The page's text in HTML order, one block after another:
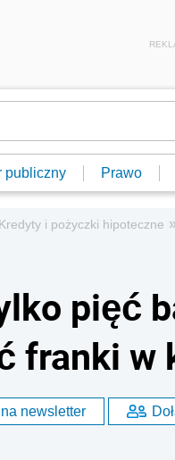
publiczny Prawo
Kredyty i pożyczki hipoteczne »
pięć
franki w
newsletter